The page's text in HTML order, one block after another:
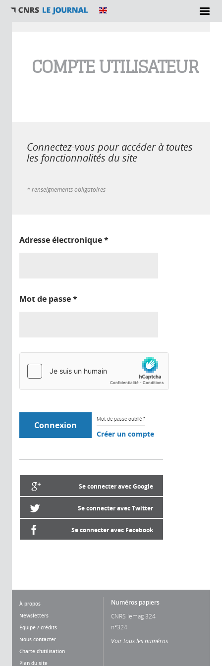
COMPTE UTILISATEUR
Connectez-vous pour accéder à toutes
les fonctionnalités du site
* renseignements obligatoires
Adresse électronique*
Mot de passe*
Mot de passe oublié ?
Créer un compte
Se connecter avec Google
Se connecter avec Twitter
Se connecter avec Facebook
À propos
Newsletters
Équipe / crédits
Nous contacter
Charte d'utilisation
Plan du site
Numéros papiers
CNRS lemag 324
n°324
Voir tous les numéros